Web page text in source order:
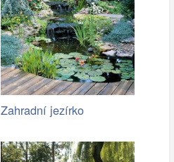
Zahradní jezírko